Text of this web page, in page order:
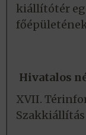
kiállítótér
Hivatalos
XVII.
Szakkiállítás